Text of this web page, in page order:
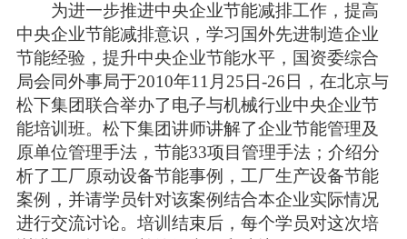
为进一步推进中央企业节能减排工作，提高
中央企业节能减排意识，学习国外先进制造企业
节能经验，提升中央企业节能水平，国资委综合
局会同外事局于2010年11月25日-26日，在北京与
松下集团联合举办了电子与机械行业中央企业节
能培训班。松下集团讲师讲解了企业节能管理及
原单位管理手法，节能33项目管理手法；介绍分
析了工厂原动设备节能事例，工厂生产设备节能
案例，并请学员针对该案例结合本企业实际情况
进行交流讨论。培训结束后，每个学员对这次培